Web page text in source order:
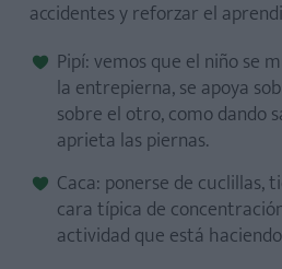
accidentes y reforzar el
Pipí: vemos que el niño se
la entrepierna, se apoya
sobre el otro, como dando
aprieta las piernas.
Caca: ponerse de cuclillas,
cara típica de
actividad que está